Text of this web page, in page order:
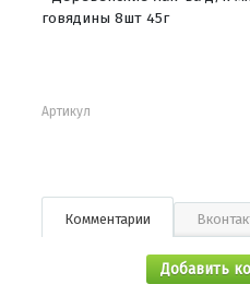
говядины 8шт 45г
Артикул
Комментарии
Добавить